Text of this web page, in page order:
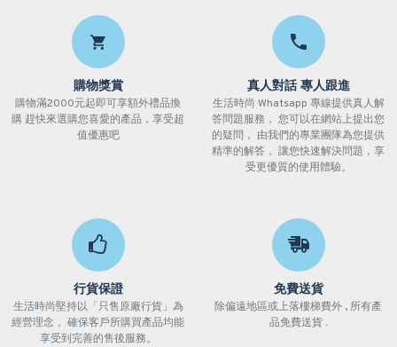
購物獎賞
購物滿2000元起即可享額外禮品換
購 趕快來選購您喜愛的產品，享受超
值優惠吧
真人對話 專人跟進
生活時尚 Whatsapp 專線提供真人解
答問題服務， 您可以在網站上提出您
的疑問， 由我們的專業團隊為您提供
精準的解答， 讓您快速解決問題，享
受更優質的使用體驗。
行貨保證
生活時尚堅持以「只售原廠行貨」為
經營理念， 確保客戶所購買產品均能
享受到完善的售後服務。
免費送貨
除偏遠地區或上落樓梯費外 , 所有產
品免費送貨 .